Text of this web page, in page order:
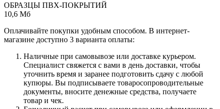
ОБРАЗЦЫ ПВХ-ПОКРЫТИЙ
10,6 Мб
Оплачивайте покупки удобным способом. В интернет-
магазине доступно 3 варианта оплаты:
Наличные при самовывозе или доставке курьером.
Специалист свяжется с вами в день доставки, чтобы
уточнить время и заранее подготовить сдачу с любой
купюры. Вы подписываете товаросопроводительные
документы, вносите денежные средства, получаете
товар и чек.